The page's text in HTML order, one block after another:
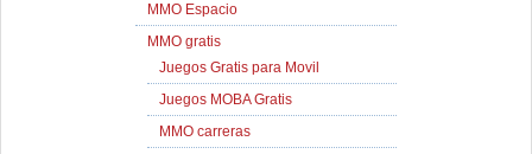
MMO Espacio
MMO gratis
Juegos Gratis para Movil
Juegos MOBA Gratis
MMO carreras